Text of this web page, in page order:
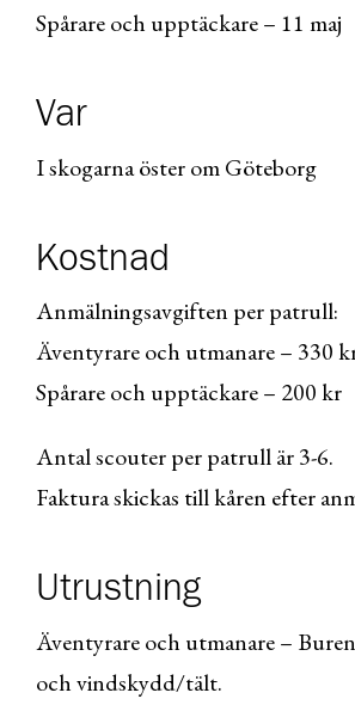
Spårare och upptäckare – 11 maj
Var
I skogarna öster om Göteborg
Kostnad
Anmälningsavgiften per patrull:
Äventyrare och utmanare – 330
Spårare och upptäckare – 200 kr
Antal scouter per patrull är 3-6.
Faktura skickas till kåren efter
Utrustning
Äventyrare och utmanare –
och vindskydd/tält.